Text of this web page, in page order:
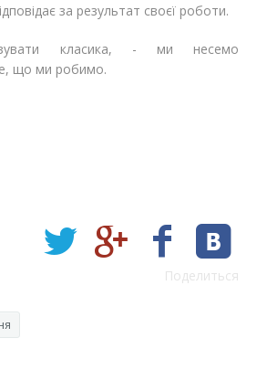
за результат своєї роботи.
класика, - ми несемо
що ми робимо.
Поделиться